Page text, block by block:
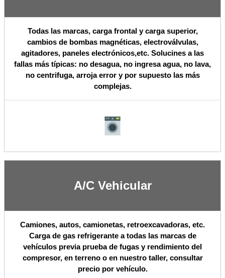
Todas las marcas, carga frontal y carga superior,
cambios de bombas magnéticas, electroválvulas,
agitadores, paneles electrónicos,etc. Solucines a las
fallas más típicas: no desagua, no ingresa agua, no lava,
no centrifuga, arroja error y por supuesto las más
complejas.
A/C Vehicular
Camiones, autos, camionetas, retroexcavadoras, etc.
Carga de gas refrigerante a todas las marcas de
vehículos previa prueba de fugas y rendimiento del
compresor, en terreno o en nuestro taller, consultar
precio por vehículo.